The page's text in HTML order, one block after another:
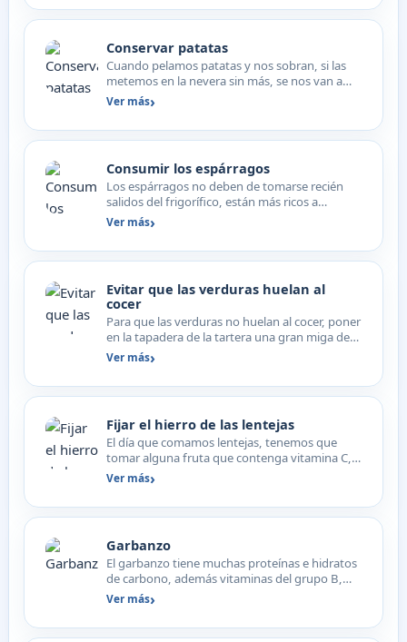
Conservar patatas
Cuando pelamos patatas y nos sobran, si las
metemos en la nevera sin más, se nos van a
estropear al día s…
Ver más
Consumir los espárragos
Los espárragos no deben de tomarse recién
salidos del frigorífico, están más ricos a
temperatura ambiente…
Ver más
Evitar que las verduras huelan al
cocer
Para que las verduras no huelan al cocer, poner
en la tapadera de la tartera una gran miga de
pan.
Ver más
Fijar el hierro de las lentejas
El día que comamos lentejas, tenemos que
tomar alguna fruta que contenga vitamina C,
para que el Hierro s…
Ver más
Garbanzo
El garbanzo tiene muchas proteínas e hidratos
de carbono, además vitaminas del grupo B,
calcio, fósforo,…
Ver más